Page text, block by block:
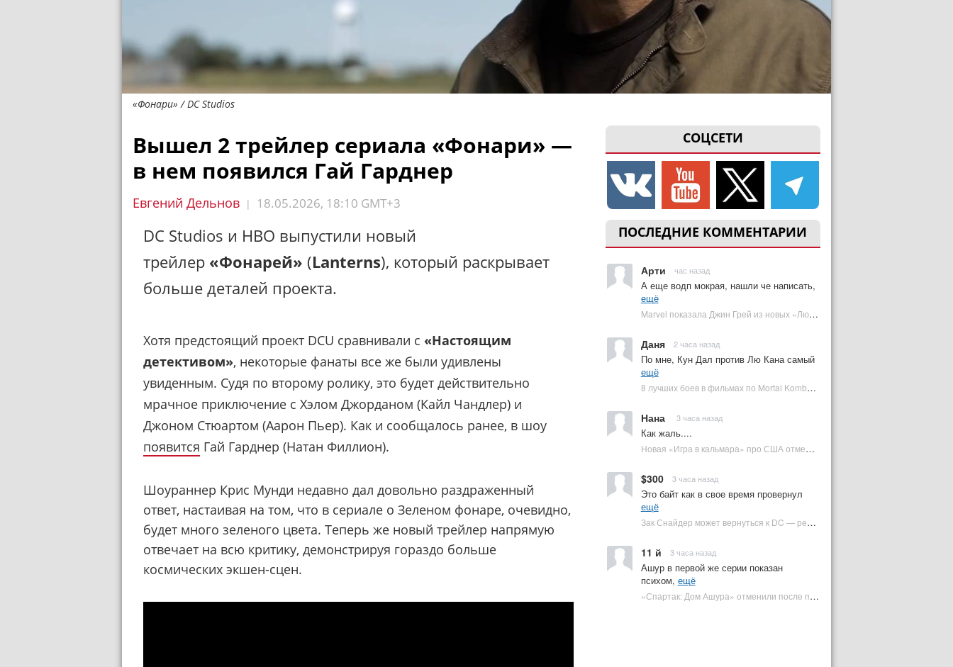
«Фонари» / DC Studios
СОЦСЕТИ
ПОСЛЕДНИЕ КОММЕНТАРИИ
Арти час назад
А еще водп мокрая, нашли че написать,
ещё
Marvel показала Джин Грей из новых «Людей Икс» | Plugged In Ru
Даня 2 часа назад
По мне, Кун Дал против Лю Кана самый
ещё
8 лучших боев в фильмах по Mortal Kombat: от «Смертельной битвы» до «Мортал Комбат 2» | Plugged In Ru
Нана 3 часа назад
Как жаль....
Новая «Игра в кальмара» про США отменена | Plugged In Ru
$300 3 часа назад
Это байт как в свое время провернул
ещё
Зак Снайдер может вернуться к DC — режиссер общался с Warner Bros. (фото) | Plugged In Ru
11 й 3 часа назад
Ашур в первой же серии показан
психом, ещё
«Спартак: Дом Ашура» отменили после первого сезона | Plugged In Ru
Вышел 2 трейлер сериала «Фонари» —
в нем появился Гай Гарднер
Евгений Дельнов | 18.05.2026, 18:10 GMT+3
DC Studios и HBO выпустили новый
трейлер «Фонарей» (Lanterns), который раскрывает
больше деталей проекта.
Хотя предстоящий проект DCU сравнивали с «Настоящим
детективом», некоторые фанаты все же были удивлены
увиденным. Судя по второму ролику, это будет действительно
мрачное приключение с Хэлом Джорданом (Кайл Чандлер) и
Джоном Стюартом (Аарон Пьер). Как и сообщалось ранее, в шоу
появится Гай Гарднер (Натан Филлион).
Шоураннер Крис Мунди недавно дал довольно раздраженный
ответ, настаивая на том, что в сериале о Зеленом фонаре, очевидно,
будет много зеленого цвета. Теперь же новый трейлер напрямую
отвечает на всю критику, демонстрируя гораздо больше
космических экшен-сцен.